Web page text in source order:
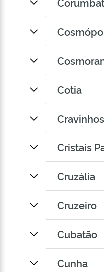
Cotia
Cravinhos
Cristais
Cruzália
Cruzeiro
Cubatão
Cunha